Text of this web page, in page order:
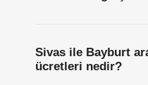
Sivas ile Bayburt
ücretleri nedir?